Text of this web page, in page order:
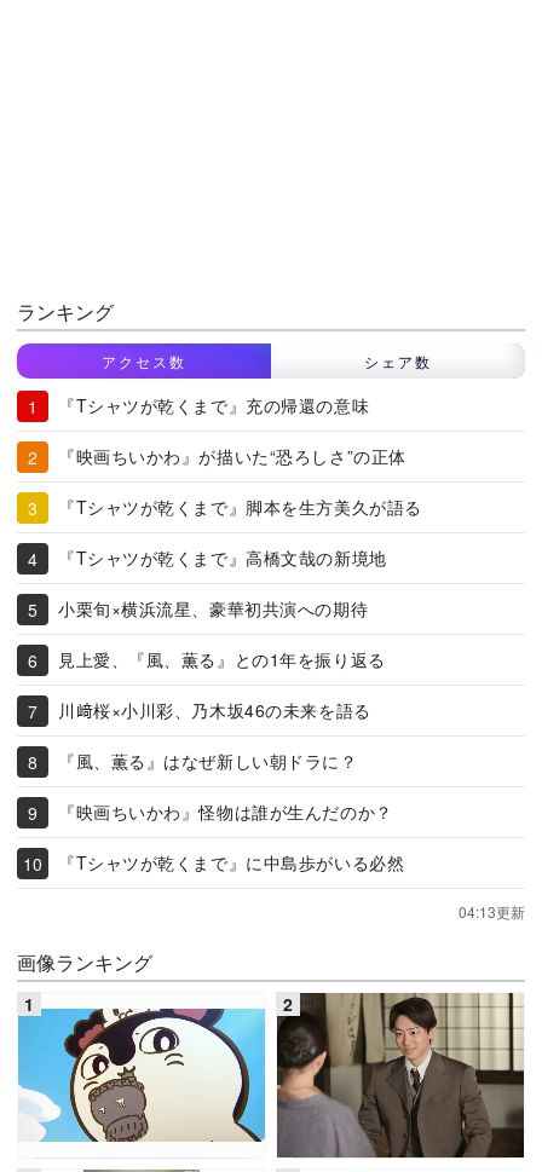
ランキング
アクセス数 シェア数
『Tシャツが乾くまで』充の帰還の意味
『映画ちいかわ』が描いた“恐ろしさ”の正体
『Tシャツが乾くまで』脚本を生方美久が語る
『Tシャツが乾くまで』高橋文哉の新境地
小栗旬×横浜流星、豪華初共演への期待
見上愛、『風、薫る』との1年を振り返る
川﨑桜×小川彩、乃木坂46の未来を語る
『風、薫る』はなぜ新しい朝ドラに？
『映画ちいかわ』怪物は誰が生んだのか？
『Tシャツが乾くまで』に中島歩がいる必然
04:13更新
画像ランキング